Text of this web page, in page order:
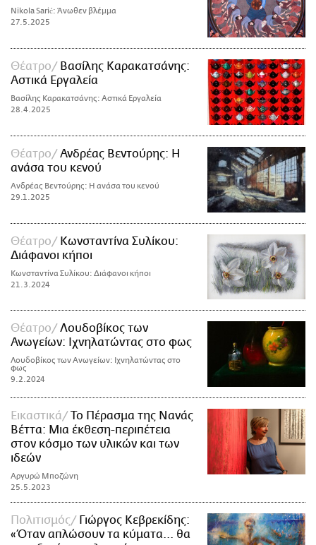
Nikola Sarić: Άνωθεν βλέμμα
27.5.2025
Θέατρο
Βασίλης Καρακατσάνης:
Αστικά Εργαλεία
Βασίλης Καρακατσάνης: Αστικά Εργαλεία
28.4.2025
Θέατρο
Ανδρέας Βεντούρης: Η
ανάσα του κενού
Ανδρέας Βεντούρης: Η ανάσα του κενού
29.1.2025
Θέατρο
Κωνσταντίνα Συλίκου:
Διάφανοι κήποι
Κωνσταντίνα Συλίκου: Διάφανοι κήποι
21.3.2024
Θέατρο
Λουδοβίκος των
Ανωγείων: Ιχνηλατώντας στο φως
Λουδοβίκος των Ανωγείων: Ιχνηλατώντας στο
φως
9.2.2024
Εικαστικά
Το Πέρασμα της Νανάς
Βέττα: Μια έκθεση-περιπέτεια
στον κόσμο των υλικών και των
ιδεών
Αργυρώ Μποζώνη
25.5.2023
Πολιτισμός
Γιώργος Κεβρεκίδης:
«Όταν απλώσουν τα κύματα... θα